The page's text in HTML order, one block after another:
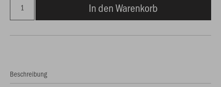
In den Warenkorb
Beschreibung